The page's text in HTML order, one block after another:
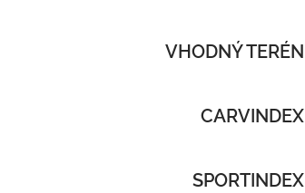
VHODNÝ TERÉN
CARVINDEX
SPORTINDEX